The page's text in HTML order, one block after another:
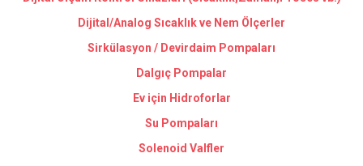
Dijital/Analog Sıcaklık ve Nem Ölçerler
Sirkülasyon / Devirdaim Pompaları
Dalgıç Pompalar
Ev için Hidroforlar
Su Pompaları
Solenoid Valfler